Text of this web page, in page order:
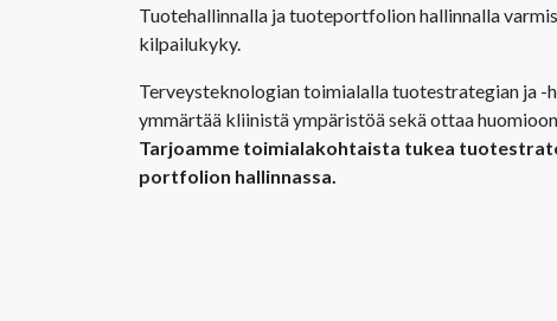
Tuotehallinnalla ja tuoteportfolion hallinnalla
kilpailukyky.
Terveysteknologian toimialalla tuotestrategian ja -
ymmärtää kliinistä ympäristöä sekä ottaa
Tarjoamme toimialakohtaista tukea
portfolion hallinnassa.